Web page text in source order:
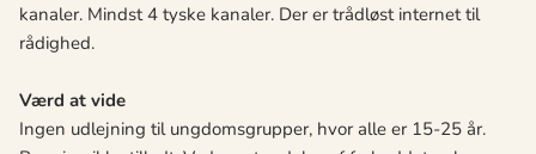
kanaler. Mindst 4 tyske kanaler. Der er trådløst internet til
rådighed.
Værd at vide
Ingen udlejning til ungdomsgrupper, hvor alle er 15-25 år.